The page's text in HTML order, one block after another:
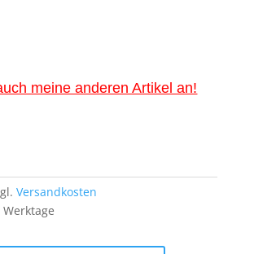
meine anderen Artikel an!
Versandkosten
Werktage